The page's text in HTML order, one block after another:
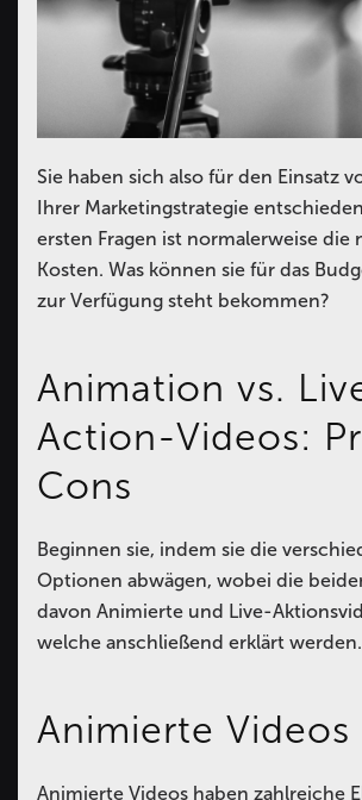
Sie haben sich also für den Einsatz
Ihrer Marketingstrategie
ersten Fragen ist normalerweise die
Kosten. Was können sie für das
zur Verfügung steht bekommen?
Animation vs.
Action-Videos:
Cons
Beginnen sie, indem sie die
Optionen abwägen, wobei die
davon Animierte und Live-
welche anschließend erklärt werden.
Animierte Videos
Animierte Videos haben zahlreiche